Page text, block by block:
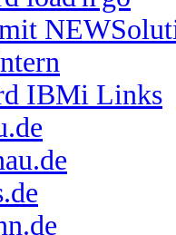
IBMi Links